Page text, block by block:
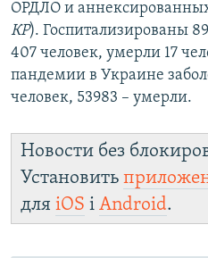
ОРДЛО и
КР). Госпитализированы
407 человек, умерли 17
пандемии в Украине
человек, 53983 – умерли.
Новости без
Установить
для iOS і Android.